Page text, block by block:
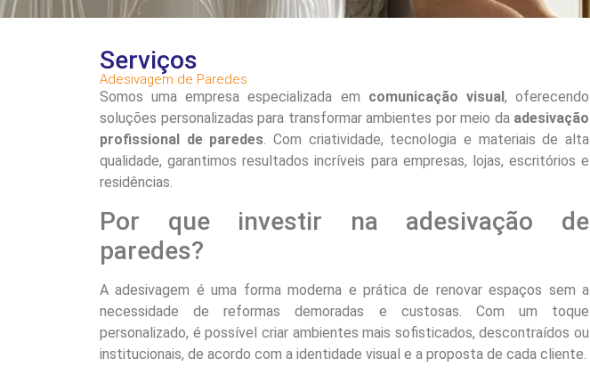
Serviços
Adesivagem de Paredes
Somos uma empresa especializada em comunicação visual , oferecendo
soluções personalizadas para transformar ambientes por meio da adesivação
profissional de paredes. Com criatividade, tecnologia e materiais de alta
qualidade, garantimos resultados incríveis para empresas, lojas, escritórios e
residências.
Por que investir na adesivação de
paredes?
A adesivagem é uma forma moderna e prática de renovar espaços sem a
necessidade de reformas demoradas e custosas. Com um toque
personalizado, é possível criar ambientes mais sofisticados, descontraídos ou
institucionais, de acordo com a identidade visual e a proposta de cada cliente.